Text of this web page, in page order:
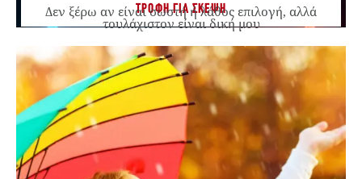
ΤΡΟΦΗ ΓΙΑ ΣΚΕΨΗ
Δεν ξέρω αν είναι σωστή ή λάθος επιλογή, αλλά
τουλάχιστον είναι δική μου